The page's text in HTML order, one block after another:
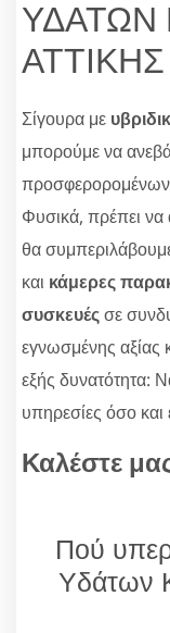
ΥΔΑΤΩΝ
ΑΤΤΙΚΗΣ
Σίγουρα με
μπορούμε να
προσφερορομένων
Φυσικά, πρέπει να
θα
και κάμερες
συσκευέςσε
εγνωσμένης αξίας
εξής δυνατότητα:
υπηρεσίες όσο και
Καλέστε
Πού
Υδάτων